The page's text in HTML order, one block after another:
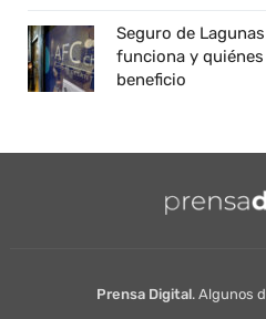
Seguro de
funciona y
beneficio
Prensa Digital. Algunos